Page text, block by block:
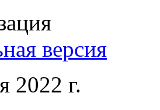
версия
2022 г.